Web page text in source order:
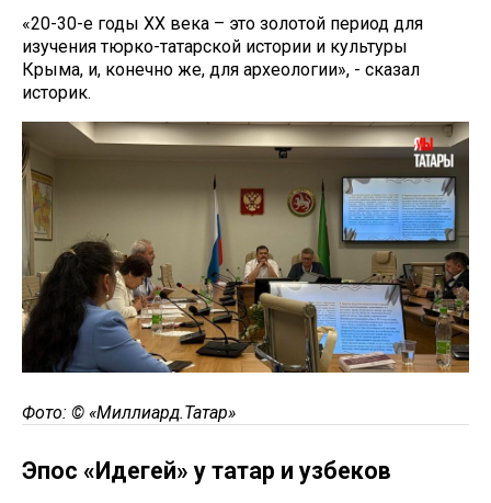
«20-30-е годы ХХ века – это золотой период для
изучения тюрко-татарской истории и культуры
Крыма, и, конечно же, для археологии», - сказал
историк.
Фото: © «Миллиард.Татар»
Эпос «Идегей» у татар и узбеков